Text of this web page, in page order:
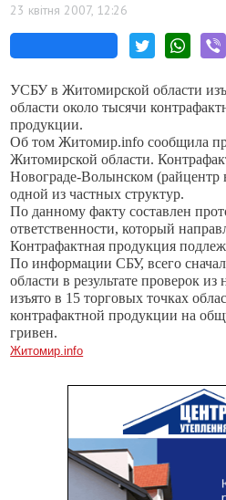
23 квітня 2007, 12:26
УСБУ в Житомирской области
области около тысячи
продукции.
Об том Житомир.info сообщила
Житомирской области.
Новограде-Волынском (райцентр
одной из частных структур.
По данному факту составлен
ответственности, который
Контрафактная продукция
По информации СБУ, всего
области в результате проверок
изъято в 15 торговых точках
контрафактной продукции на
гривен.
Житомир.info